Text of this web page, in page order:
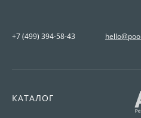
+7 (499) 394-58-43
КАТАЛОГ